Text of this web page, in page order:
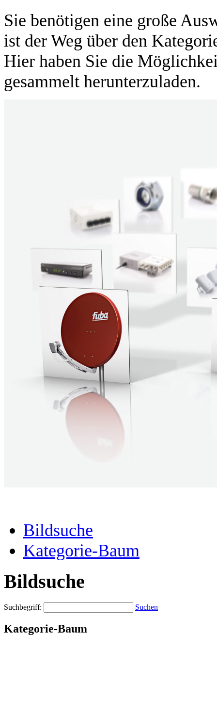
Sie benötigen eine große
ist der Weg über den
Hier haben Sie die
gesammelt herunterzuladen.
Bildsuche
Kategorie-Baum
Bildsuche
Suchbegriff: Suchen
Kategorie-Baum